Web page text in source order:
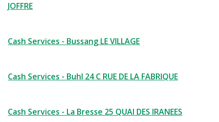
JOFFRE
Cash Services - Bussang LE VILLAGE
Cash Services - Buhl 24 C RUE DE LA FABRIQUE
Cash Services - La Bresse 25 QUAI DES IRANEES